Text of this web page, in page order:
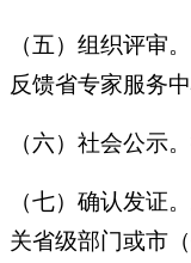
（五）组织评审
反馈省专家服务中
（六）社会公示
（七）确认发证
关省级部门或市